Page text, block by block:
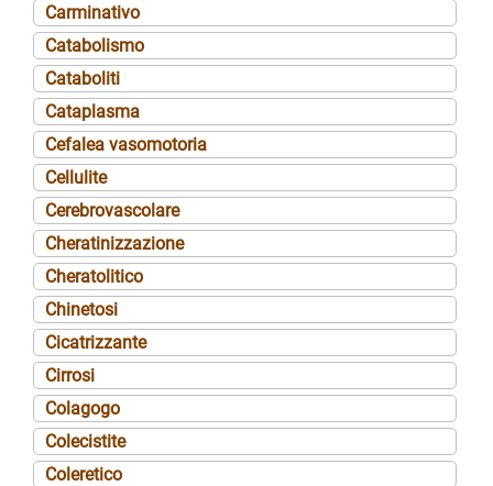
Carminativo
Catabolismo
Cataboliti
Cataplasma
Cefalea vasomotoria
Cellulite
Cerebrovascolare
Cheratinizzazione
Cheratolitico
Chinetosi
Cicatrizzante
Cirrosi
Colagogo
Colecistite
Coleretico